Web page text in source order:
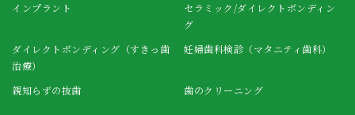
インプラント
セラミック/ダイレクトボンディン
グ
ダイレクトボンディング（すきっ歯
治療）
妊婦歯科検診（マタニティ歯科）
親知らずの抜歯 歯のクリーニング